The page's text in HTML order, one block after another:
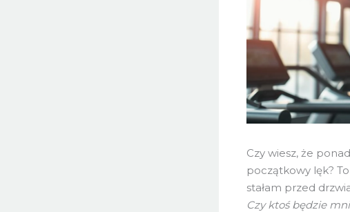
Czy wiesz, że
początkowy lęk?
stałam przed
Czy ktoś będzie